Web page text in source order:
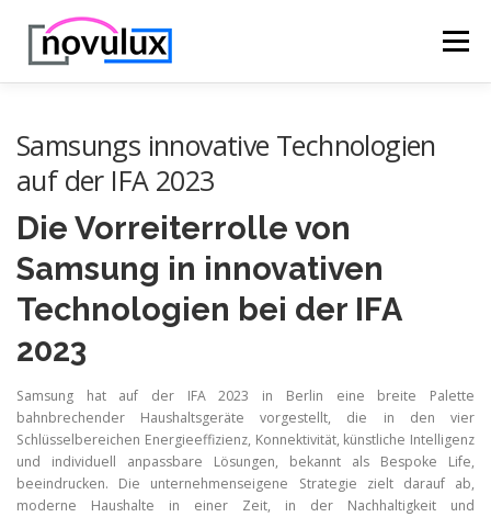
Inhalt
springen
Menü
Samsungs innovative Technologien
auf der IFA 2023
Die Vorreiterrolle von
Samsung in innovativen
Technologien bei der IFA
2023
Samsung hat auf der IFA 2023 in Berlin eine breite Palette
bahnbrechender Haushaltsgeräte vorgestellt, die in den vier
Schlüsselbereichen Energieeffizienz, Konnektivität, künstliche Intelligenz
und individuell anpassbare Lösungen, bekannt als Bespoke Life,
beeindrucken. Die unternehmenseigene Strategie zielt darauf ab,
moderne Haushalte in einer Zeit, in der Nachhaltigkeit und